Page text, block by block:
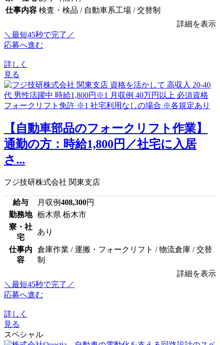
仕事内容 検査・検品 / 自動車系工場 / 交替制
詳細を表示
＼最短45秒で完了／
応募へ進む
詳しく
見る
【自動車部品のフォークリフト作業】
通勤の方：時給1,800円／社宅に入居
さ...
フジ技研株式会社 関東支店
給与 月収例408,300円
勤務地
栃木県 栃木市
寮・社
宅
あり
仕事内
容
倉庫作業 / 運搬・フォークリフト / 物流倉庫 / 交替
制
詳細を表示
＼最短45秒で完了／
応募へ進む
詳しく
見る
スペシャル